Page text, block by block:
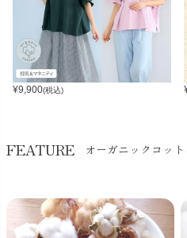
¥9,900(税込)
FEATURE オーガニックコッ